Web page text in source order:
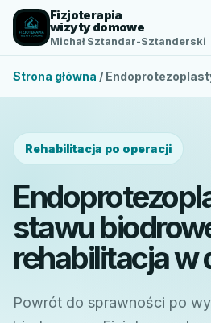
Fizjoterapia
wizyty domowe
Michał Sztandar-Sztanderski
Strona główna /
Rehabilitacja po operacji
stawu
rehabilitacja w
Powrót do sprawności po